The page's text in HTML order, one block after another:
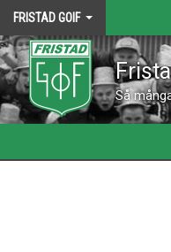
FRISTAD GOIF
Så